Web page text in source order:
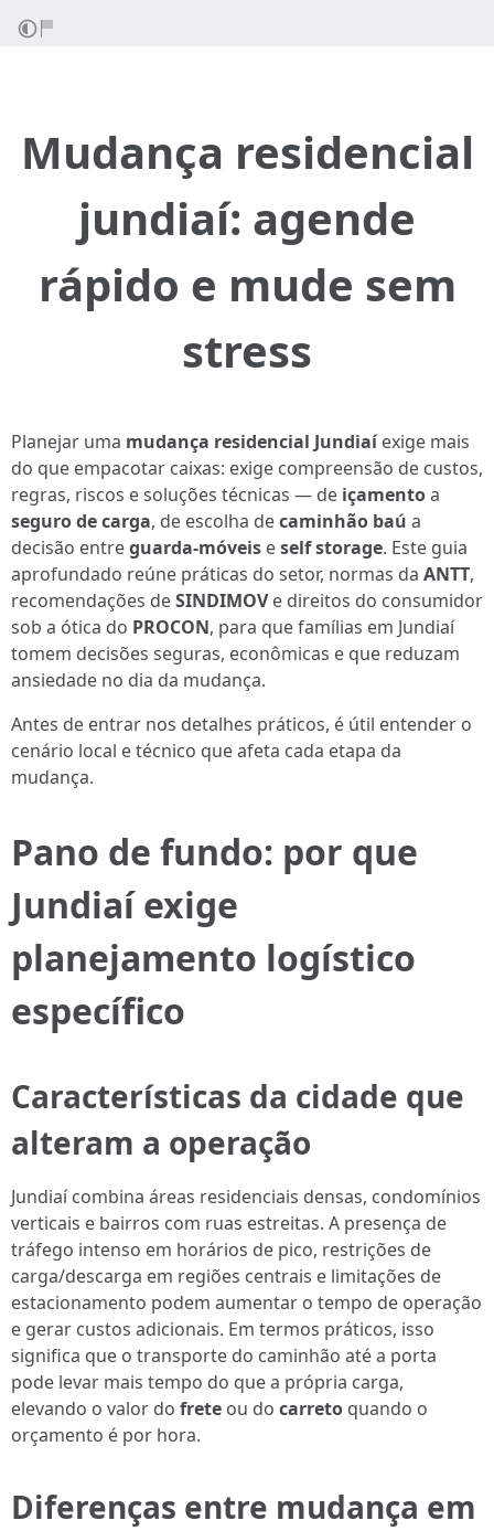
Mudança residencial
jundiaí: agende
rápido e mude sem
stress
Planejar uma mudança residencial Jundiaíexige mais
do que empacotar caixas: exige compreensão de custos,
regras, riscos e soluções técnicas — de içamentoa
seguro de carga, de escolha decaminhão baú a
decisão entreguarda-móveis eself storage. Este guia
aprofundado reúne práticas do setor, normas da ANTT,
recomendações deSINDIMOVe direitos do consumidor
sob a ótica do PROCON, para que famílias em Jundiaí
tomem decisões seguras, econômicas e que reduzam
ansiedade no dia da mudança.
Antes de entrar nos detalhes práticos, é útil entender o
cenário local e técnico que afeta cada etapa da
mudança.
Pano de fundo: por que
Jundiaí exige
planejamento logístico
específico
Características da cidade que
alteram a operação
Jundiaí combina áreas residenciais densas, condomínios
verticais e bairros com ruas estreitas. A presença de
tráfego intenso em horários de pico, restrições de
carga/descarga em regiões centrais e limitações de
estacionamento podem aumentar o tempo de operação
e gerar custos adicionais. Em termos práticos, isso
significa que o transporte do caminhão até a porta
pode levar mais tempo do que a própria carga,
elevando o valor do frete ou do carreto quando o
orçamento é por hora.
Diferenças entre mudança em